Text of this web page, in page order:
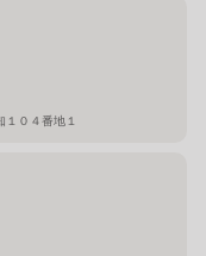
１０４番地１